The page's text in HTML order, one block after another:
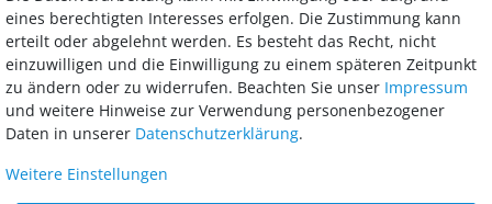
eines berechtigten Interesses erfolgen. Die Zustimmung kann
erteilt oder abgelehnt werden. Es besteht das Recht, nicht
einzuwilligen und die Einwilligung zu einem späteren Zeitpunkt
zu ändern oder zu widerrufen. Beachten Sie unser Impressum
und weitere Hinweise zur Verwendung personenbezogener
Daten in unserer Daten­schutz­erklärung.
Weitere Einstellungen